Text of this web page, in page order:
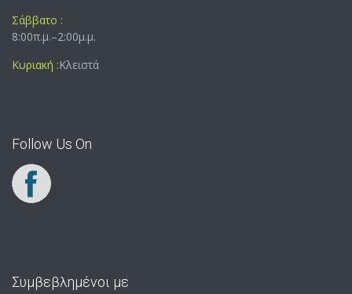
Σάββατο :
8:00π.μ.–2:00μ.μ.
Κυριακή :Κλειστά
Follow Us On
Συμβεβλημένοι με